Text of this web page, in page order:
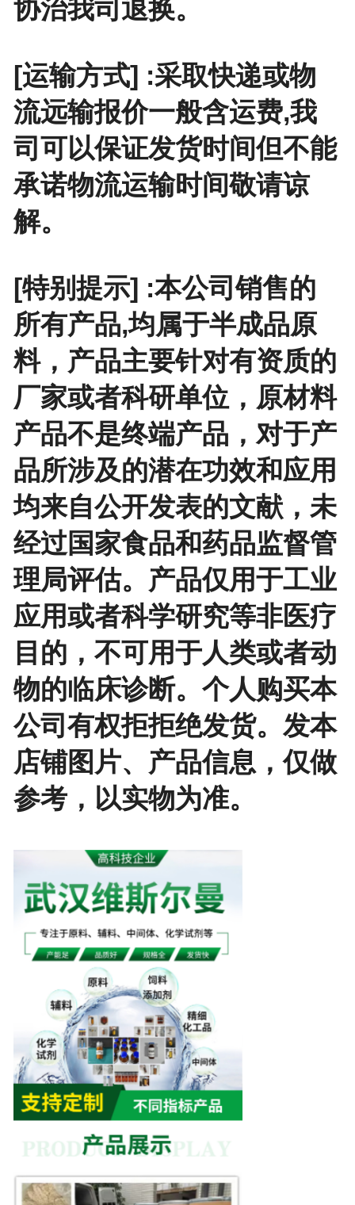
协治我司退换。
[运输方式] :采取快递或物
流远输报价一般含运费,我
司可以保证发货时间但不能
承诺物流运输时间敬请谅
解。
[特别提示] :本公司销售的
所有产品,均属于半成品原
料，产品主要针对有资质的
厂家或者科研单位，原材料
产品不是终端产品，对于产
品所涉及的潜在功效和应用
均来自公开发表的文献，未
经过国家食品和药品监督管
理局评估。产品仅用于工业
应用或者科学研究等非医疗
目的，不可用于人类或者动
物的临床诊断。个人购买本
公司有权拒拒绝发货。发本
店铺图片、产品信息，仅做
参考，以实物为准。